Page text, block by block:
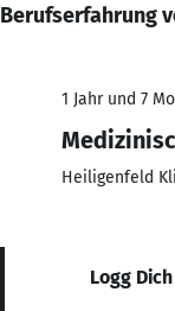
Berufserfahrung
1 Jahr und 7
Heiligenfeld
Logg